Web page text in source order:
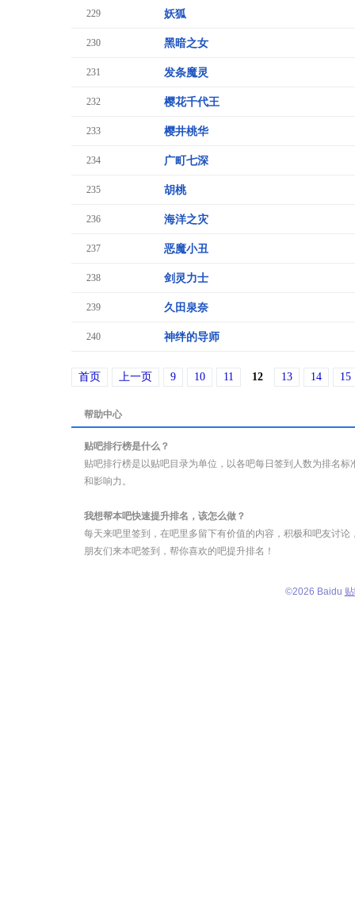
229 妖狐
230 黑暗之女
231 发条魔灵
232 樱花千代王
233 樱井桃华
234 广町七深
235 胡桃
236 海洋之灾
237 恶魔小丑
238 剑灵力士
239 久田泉奈
240 神绊的导师
首页 上一页 9 10 11 12 13 14 15
帮助中心
贴吧排行榜是什么？
贴吧排行榜是以贴吧目录为单位，以各吧每日签到人数为排名
和影响力。
我想帮本吧快速提升排名，该怎么做？
每天来吧里签到，在吧里多留下有价值的内容，积极和吧友讨
朋友们来本吧签到，帮你喜欢的吧提升排名！
©2026 Baidu